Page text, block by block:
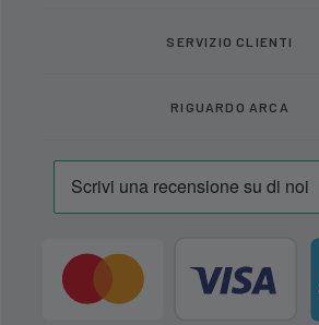
SERVIZIO CLIENTI
RIGUARDO ARCA